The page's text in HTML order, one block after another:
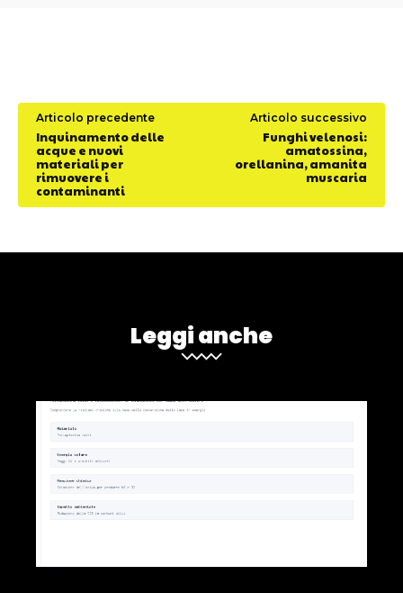
Articolo precedente
Inquinamento delle
acque e nuovi
materiali per
rimuovere i
contaminanti
Articolo successivo
Funghi velenosi:
amatossina,
orellanina, amanita
muscaria
Leggi anche